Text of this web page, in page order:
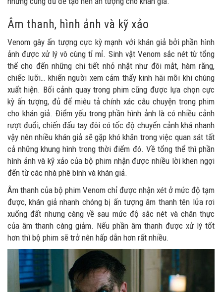
Âm thanh, hình ảnh và kỹ xảo
Venom gây ấn tượng cực kỳ mạnh với khán giả bởi phần hình
ảnh được xử lý vô cùng tỉ mỉ. Sinh vật Venom sắc nét từ tổng
thể cho đến những chi tiết nhỏ nhặt như đôi mắt, hàm răng,
chiếc lưỡi… khiến người xem cảm thấy kinh hãi mỗi khi chúng
xuất hiện. Bối cảnh quay trong phim cũng được lựa chọn cực
kỳ ấn tượng, đủ để miêu tả chính xác câu chuyện trong phim
cho khán giả. Điểm yếu trong phần hình ảnh là có nhiều cảnh
rượt đuổi, chiến đấu tay đôi có tốc độ chuyển cảnh khá nhanh
vậy nên nhiều khán giả sẽ gặp khó khăn trong việc quan sát tất
cả những khung hình trong thời điểm đó. Về tổng thể thì phần
hình ảnh và kỹ xảo của bộ phim nhận được nhiều lời khen ngợi
đến từ các nhà phê bình và khán giả.
Âm thanh của bộ phim Venom chỉ được nhận xét ở mức độ tạm
được, khán giả nhanh chóng bị ấn tượng âm thanh tên lửa rơi
xuống đất nhưng càng về sau mức độ sắc nét và chân thực
của âm thanh càng giảm. Nếu phần âm thanh được xử lý tốt
hơn thì bộ phim sẽ trở nên hấp dẫn hơn rất nhiều.